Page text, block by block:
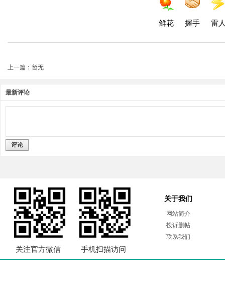
鲜花 握手 雷
上一篇：暂无
最新评论
评论
关注官方微信 手机扫描访问
关于我们
网站简介
投诉删帖
联系我们